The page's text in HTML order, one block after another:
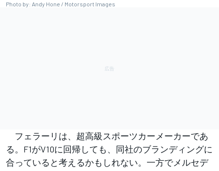
Photo by: Andy Hone / Motorsport Images
フェラーリは、超高級スポーツカーメーカーであ
る。F1がV10に回帰しても、同社のブランディングに
合っていると考えるかもしれない。一方でメルセデ